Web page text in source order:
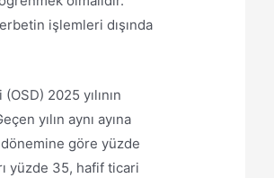
işlemleri dışında
2025 yılının
yılın aynı ayına
göre yüzde
yüzde 35, hafif ticari